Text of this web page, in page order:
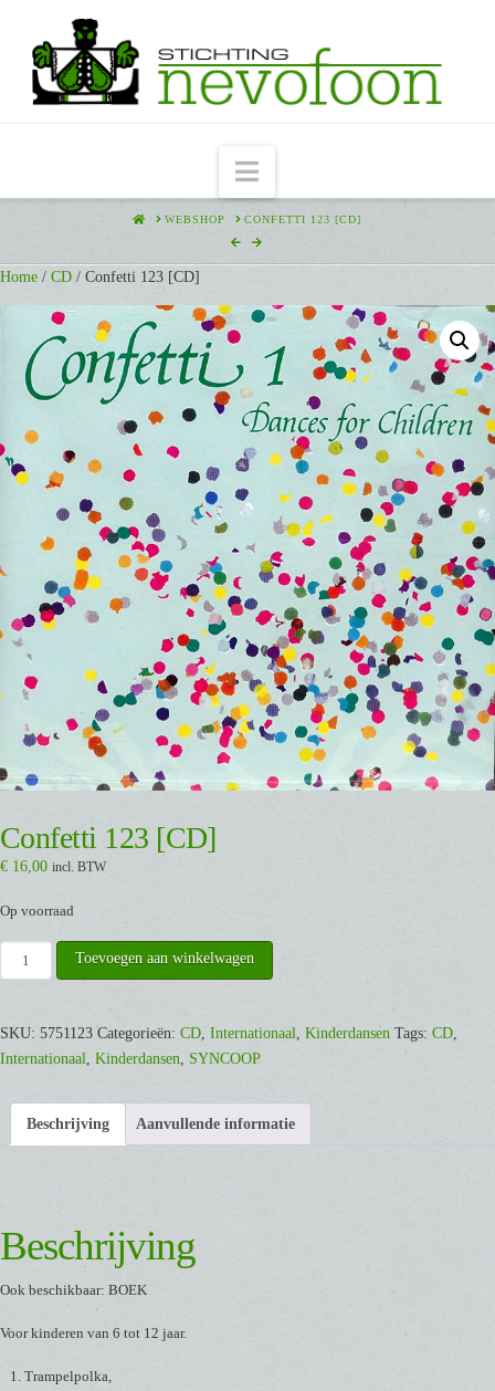
Navigation
HOMEWEBSHOP CONFETTI 123 [CD]
Home / CD / Confetti 123 [CD]
Confetti 123 [CD]
€ 16,00 incl. BTW
Op voorraad
Confetti
123
aantal
Toevoegen aan winkelwagen
SKU: 5751123 Categorieën: CD Internationaal Kinderdansen Tags: CD
Internationaal
Kinderdansen SYNCOOP
Beschrijving Aanvullende informatie
Beschrijving
Ook beschikbaar: BOEK
Voor kinderen van 6 tot 12 jaar.
Trampelpolka,